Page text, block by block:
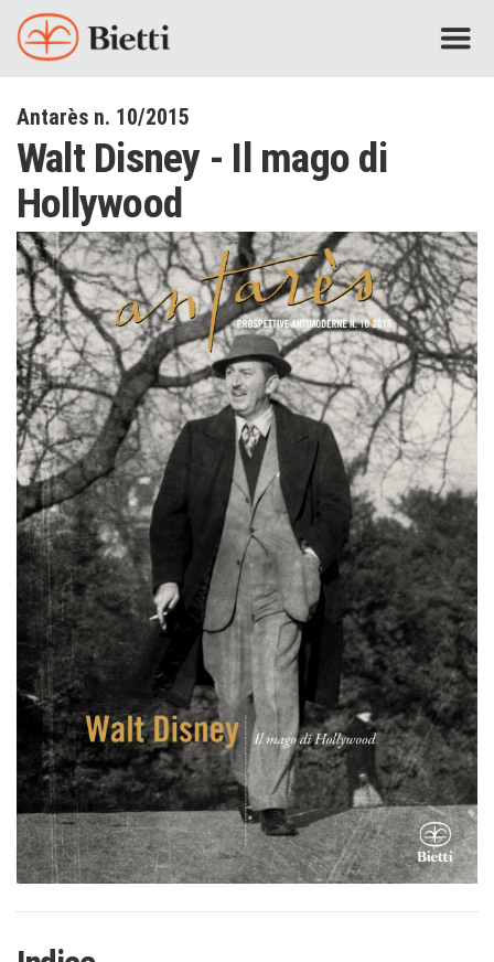
Antarès n. 10/2015
Walt Disney - Il mago di
Hollywood